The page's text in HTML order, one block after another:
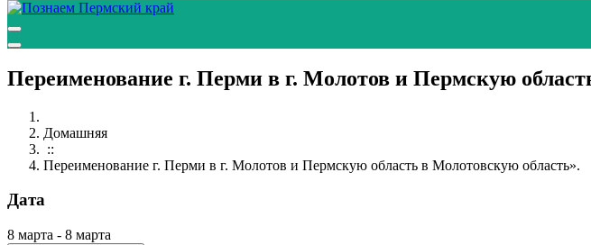
Переименование г. Перми в г. Молотов и Пермскую
Домашняя
::
Переименование г. Перми в г. Молотов и Пермскую область в Молотовскую область».
Дата
8 марта - 8 марта